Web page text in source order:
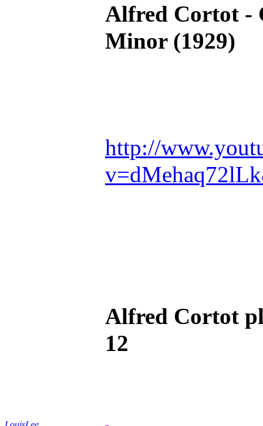
Alfred Cortot -
Minor (1929)
http://
Alfred Cortot
12